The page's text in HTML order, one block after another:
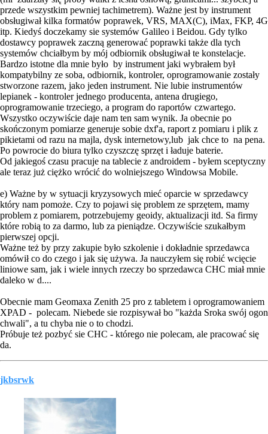
przede wszystkim pewniej tachimetrem). Ważne jest by instrument
obsługiwał kilka formatów poprawek, VRS, MAX(C), iMax, FKP, 4G
itp. Kiedyś doczekamy sie systemów Galileo i Beidou. Gdy tylko
dostawcy poprawek zaczną generować poprawki także dla tych
systemów chciałbym by mój odbiornik obsługiwał te konstelacje.
Bardzo istotne dla mnie było by instrument jaki wybrałem był
kompatybilny ze soba, odbiornik, kontroler, oprogramowanie zostały
stworzone razem, jako jeden instrument. Nie lubie instrumentów
lepianek - kontroler jednego producenta, antena drugiego,
oprogramowanie trzeciego, a program do raportów czwartego.
Wszystko oczywiście daje nam ten sam wynik. Ja obecnie po
skończonym pomiarze generuje sobie dxf'a, raport z pomiaru i plik z
pikietami od razu na majla, dysk internetowy,lub jak chce to na pena.
Po powrocie do biura tylko czyszczę sprzęt i ładuje baterie.
Od jakiegoś czasu pracuje na tablecie z androidem - byłem sceptyczny
ale teraz już ciężko wrócić do wolniejszego Windowsa Mobile.
e) Ważne by w sytuacji kryzysowych mieć oparcie w sprzedawcy
który nam pomoże. Czy to pojawi się problem ze sprzętem, mamy
problem z pomiarem, potrzebujemy geoidy, aktualizacji itd. Sa firmy
które robią to za darmo, lub za pieniądze. Oczywiście szukałbym
pierwszej opcji.
Ważne też by przy zakupie było szkolenie i dokładnie sprzedawca
omówił co do czego i jak się używa. Ja nauczyłem się robić wcięcie
liniowe sam, jak i wiele innych rzeczy bo sprzedawca CHC miał mnie
daleko w d....
Obecnie mam Geomaxa Zenith 25 pro z tabletem i oprogramowaniem
XPAD - polecam. Niebede sie rozpisywał bo "każda Sroka swój ogon
chwali", a tu chyba nie o to chodzi.
Próbuje też pozbyć sie CHC - którego nie polecam, ale pracować się
da.
jkbsrwk